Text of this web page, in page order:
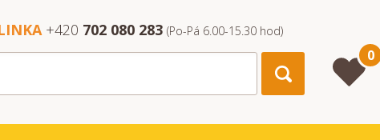
+420 702 080 283 (Po-Pá 6.00-15.30 hod)
0